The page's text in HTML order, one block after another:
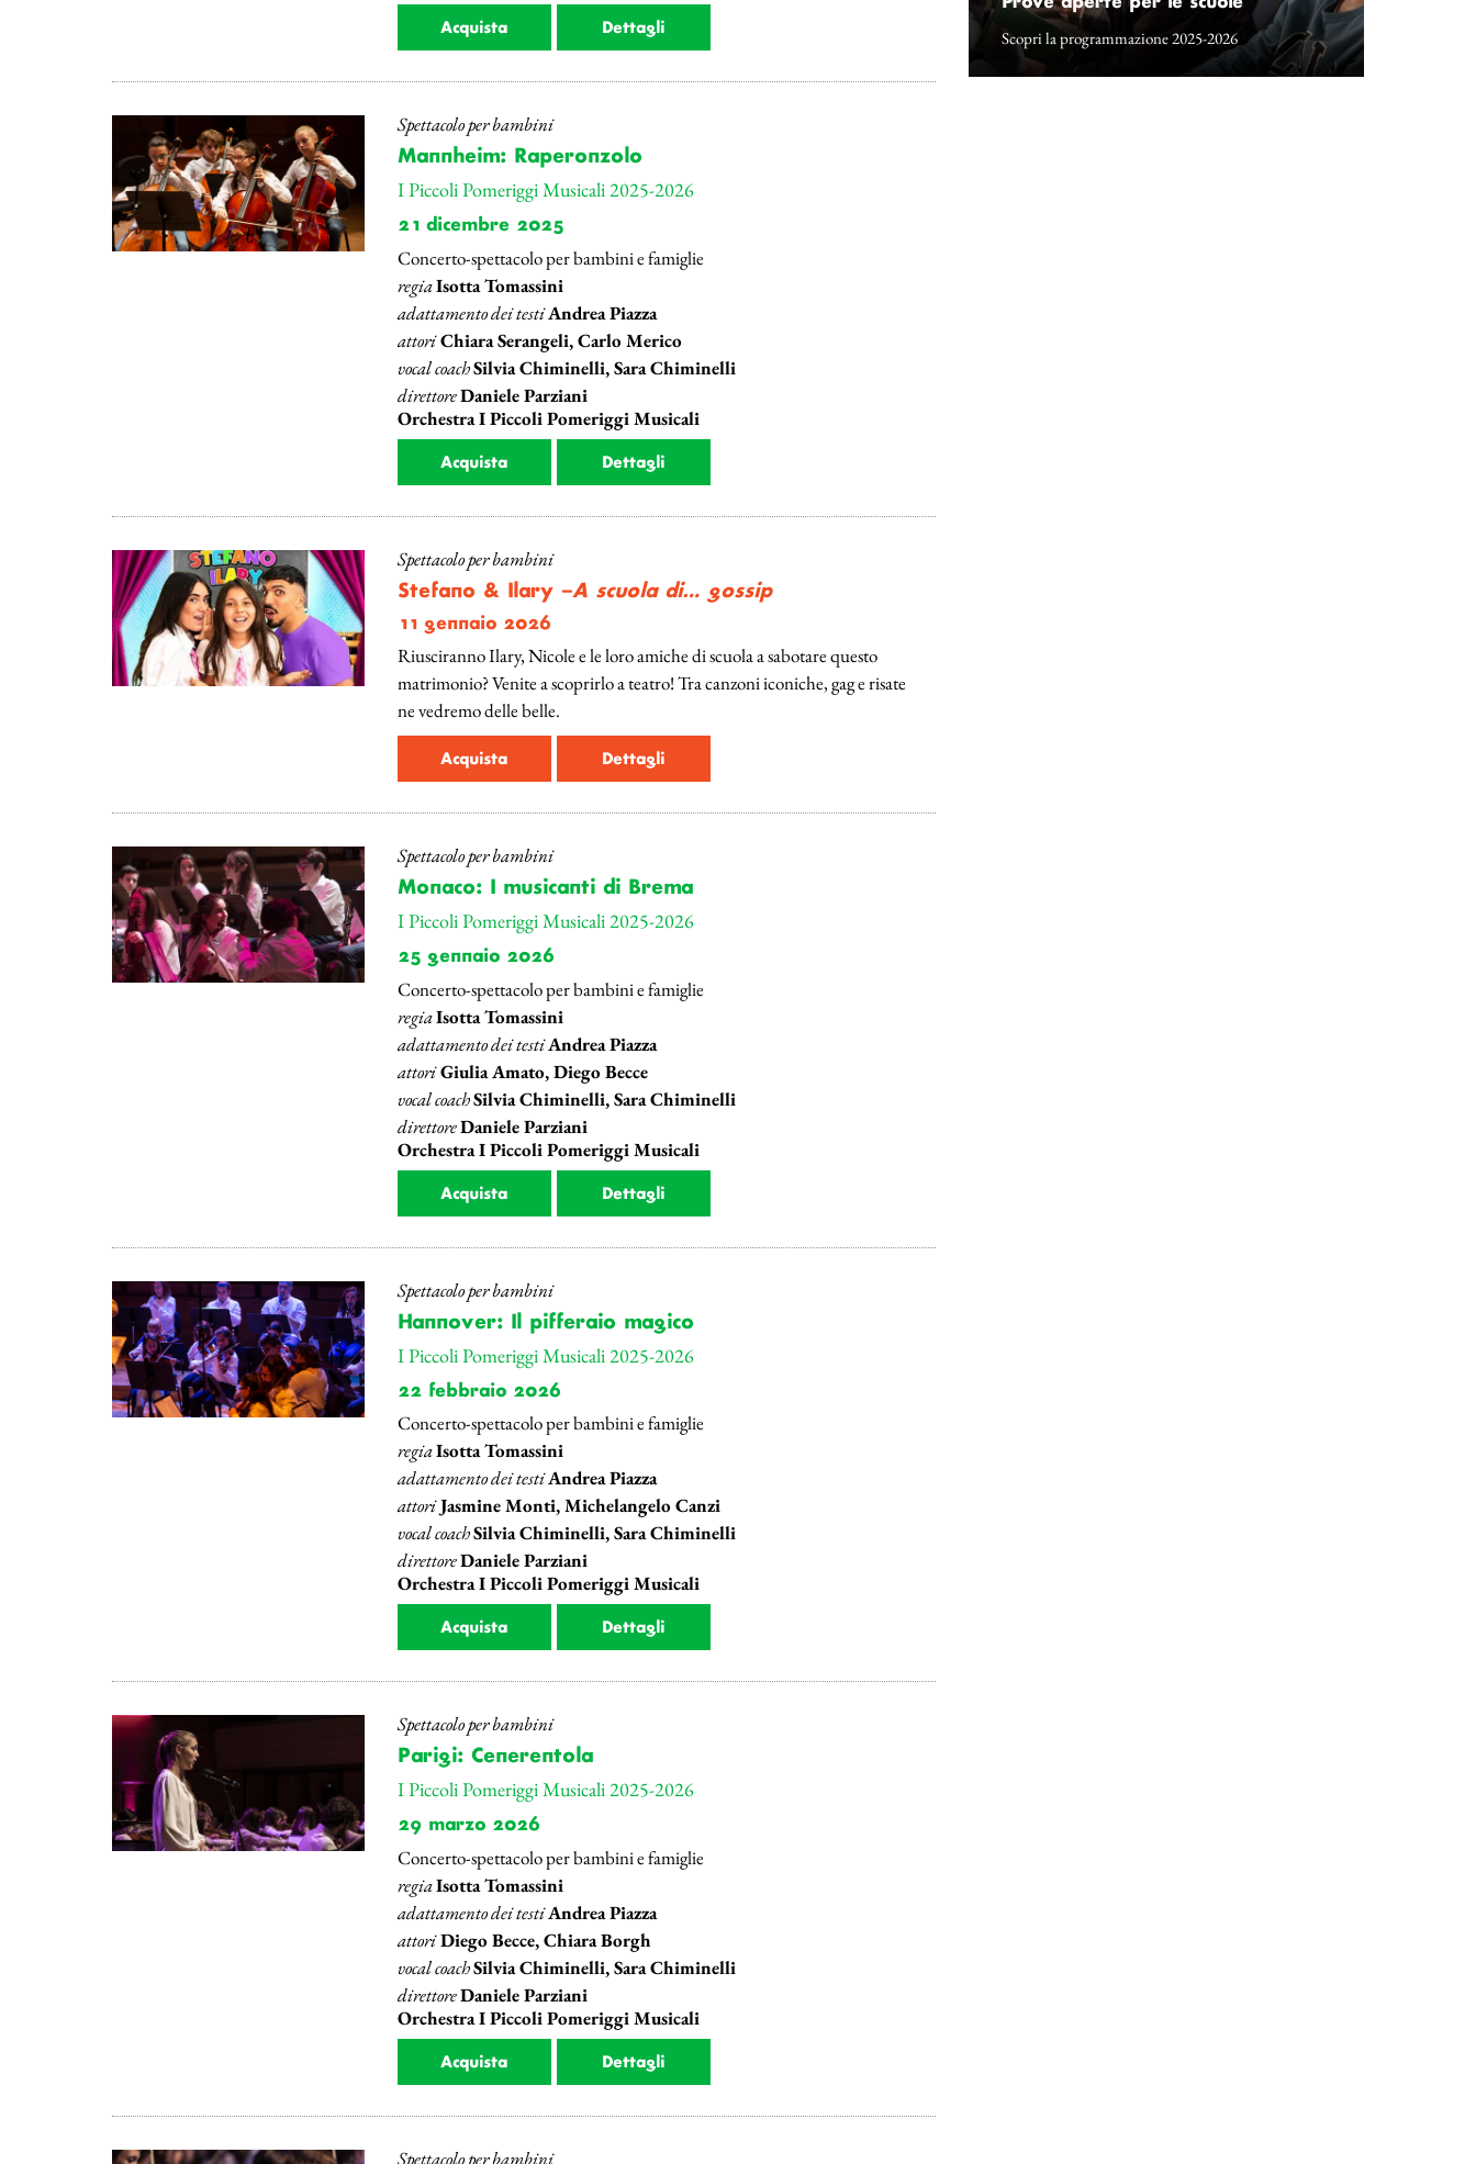
Acquista Dettagli
Spettacolo per bambini
Mannheim: Raperonzolo
I Piccoli Pomeriggi Musicali 2025-2026
21 dicembre 2025
Concerto-spettacolo per bambini e famiglie
regiaIsotta Tomassini
adattamento dei testiAndrea Piazza
attoriChiara Serangeli, Carlo Merico
vocal coachSilvia Chiminelli, Sara Chiminelli
direttoreDaniele Parziani
Orchestra I Piccoli Pomeriggi Musicali
Acquista Dettagli
Spettacolo per bambini
Stefano & Ilary –A scuola di… gossip
11 gennaio 2026
Riusciranno Ilary, Nicole e le loro amiche di scuola a sabotare questo
matrimonio? Venite a scoprirlo a teatro! Tra canzoni iconiche, gag e risate
ne vedremo delle belle.
Acquista Dettagli
Spettacolo per bambini
Monaco: I musicanti di Brema
I Piccoli Pomeriggi Musicali 2025-2026
25 gennaio 2026
Concerto-spettacolo per bambini e famiglie
regiaIsotta Tomassini
adattamento dei testiAndrea Piazza
attoriGiulia Amato, Diego Becce
vocal coachSilvia Chiminelli, Sara Chiminelli
direttoreDaniele Parziani
Orchestra I Piccoli Pomeriggi Musicali
Acquista Dettagli
Spettacolo per bambini
Hannover: Il pifferaio magico
I Piccoli Pomeriggi Musicali 2025-2026
22 febbraio 2026
Concerto-spettacolo per bambini e famiglie
regiaIsotta Tomassini
adattamento dei testiAndrea Piazza
attoriJasmine Monti, Michelangelo Canzi
vocal coachSilvia Chiminelli, Sara Chiminelli
direttoreDaniele Parziani
Orchestra I Piccoli Pomeriggi Musicali
Acquista Dettagli
Spettacolo per bambini
Parigi: Cenerentola
I Piccoli Pomeriggi Musicali 2025-2026
29 marzo 2026
Concerto-spettacolo per bambini e famiglie
regiaIsotta Tomassini
adattamento dei testiAndrea Piazza
attoriDiego Becce, Chiara Borgh
vocal coachSilvia Chiminelli, Sara Chiminelli
direttoreDaniele Parziani
Orchestra I Piccoli Pomeriggi Musicali
Acquista Dettagli
Spettacolo per bambini
Scopri la programmazione 2025-2026